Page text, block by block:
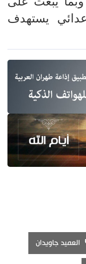
يستهدف
العميد جاويدان